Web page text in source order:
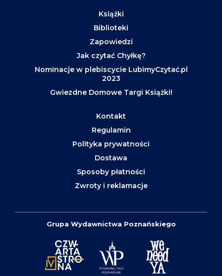
Książki
Biblioteki
Zapowiedzi
Jak czytać Chyłkę?
Nominacje w plebiscycie LubimyCzytać.pl
2023
Gwiezdne Domowe Targi Książki!
Kontakt
Regulamin
Polityka prywatności
Dostawa
Sposoby płatności
Zwroty i reklamacje
Grupa Wydawnictwa Poznańskiego